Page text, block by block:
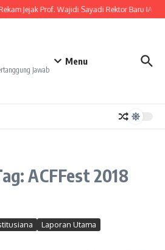
Jejak Prof. Wajidi Sayadi Rektor Baru IAIN
Jawab
Menu
ACFFest 2018
Laporan Utama